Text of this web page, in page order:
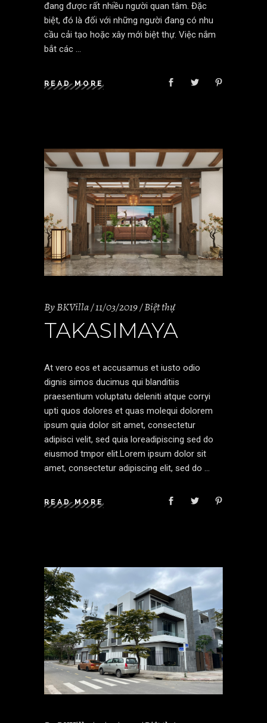
đang được rất nhiều người quan tâm. Đặc
biệt, đó là đối với những người đang có nhu
cầu cải tạo hoặc xây mới biệt thự. Việc nắm
bắt các
READ MORE
ByBKVilla 11/03/2019 Biệt thự
TAKASIMAYA
At vero eos et accusamus et iusto odio
dignis simos ducimus qui blanditiis
praesentium voluptatu deleniti atque corryi
upti quos dolores et quas molequi dolorem
ipsum quia dolor sit amet, consectetur
adipisci velit, sed quia loreadipiscing sed do
eiusmod tmpor elit.Lorem ipsum dolor sit
amet, consectetur adipiscing elit, sed do
READ MORE